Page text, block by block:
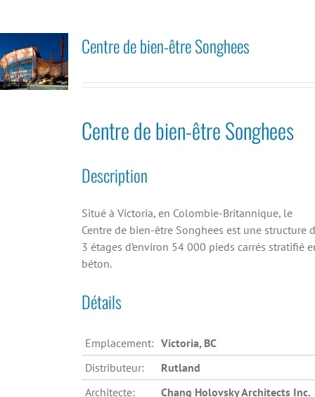
Centre de bien-être Songhees
Centre de bien-être Songhees
Description
Situé à Victoria, en Colombie-Britannique, le
Centre de bien-être Songhees est une structure
3 étages d’environ 54 000 pieds carrés stratifié
béton.
Détails
Emplacement: Victoria, BC
Distributeur:
Rutland
Architecte:
Chang Holovsky Architects Inc.